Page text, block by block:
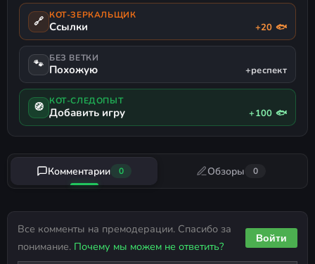
🔗 КОТ-ЗЕРКАЛЬЩИК
Ссылки +20 🐟
🐾 БЕЗ ВЕТКИ
Похожую +респект
🧭 КОТ-СЛЕДОПЫТ
Добавить игру +100 🐟
Комментарии 0 Обзоры 0
Все комменты на премодерации. Спасибо за
понимание. Почему мы можем не ответить?
Войти